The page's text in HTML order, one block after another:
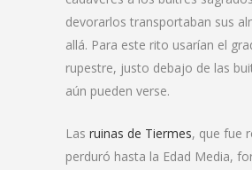
devorarlos transportaban sus
allá. Para este rito usarían el
rupestre, justo debajo de las
aún pueden verse.
Las ruinas de Tiermes, que fue
perduró hasta la Edad Media,